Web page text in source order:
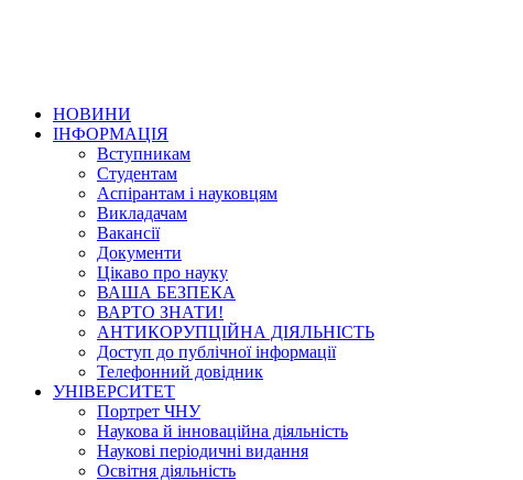
НОВИНИ
ІНФОРМАЦІЯ
Вступникам
Студентам
Аспірантам і науковцям
Викладачам
Вакансії
Документи
Цікаво про науку
ВАША БЕЗПЕКА
ВАРТО ЗНАТИ!
АНТИКОРУПЦІЙНА ДІЯЛЬНІСТЬ
Доступ до публічної інформації
Телефонний довідник
УНІВЕРСИТЕТ
Портрет ЧНУ
Наукова й інноваційна діяльність
Наукові періодичні видання
Освітня діяльність